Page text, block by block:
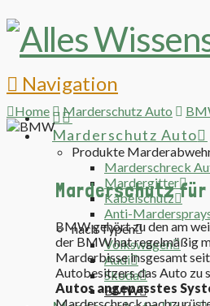
Navigation
Marderschutz Auto
Produkte
Marderschreck
Mardergitter
Kabelschutz
Anti-
nach Typen
Volkswagen
Audi
Skoda
BMW
Home Marderschutz Auto
Marderschutz für
BMW gehört zu den am
der BMW hat regelmäßig
Marderbisse insgesamt
Autobesitzers das Auto zu
Autos angepasstes